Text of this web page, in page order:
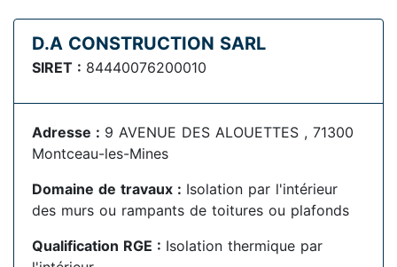
D.A CONSTRUCTION SARL
SIRET : 84440076200010
Adresse : 9 AVENUE DES ALOUETTES , 71300
Montceau-les-Mines
Domaine de travaux : Isolation par l'intérieur
des murs ou rampants de toitures ou plafonds
Qualification RGE : Isolation thermique par